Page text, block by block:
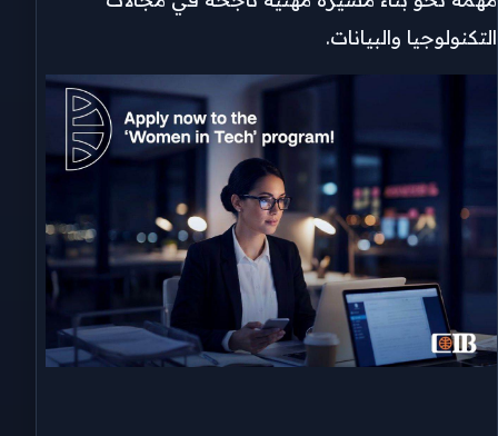
التكنولوجيا والبيانات.